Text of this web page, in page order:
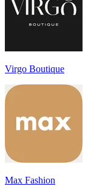
Virgo Boutique
Max Fashion